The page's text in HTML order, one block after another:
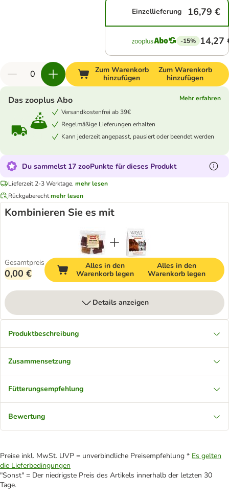
Einzellieferung 16,79 €
-15% 14,27
Zum Warenkorb
hinzufügen
Zum Warenkorb
hinzufügen
Das zooplus Abo
Mehr erfahren
Versandkostenfrei ab 39€
Regelmäßige Lieferungen erhalten
Kann jederzeit angepasst, pausiert oder beendet werden
Du sammelst 17 zooPunkte für dieses Produkt
Lieferzeit 2-3 Werktage. mehr lesen
Rückgaberechtmehr lesen
Kombinieren Sie es mit
Gesamtpreis
0,00 €
Alles in den
Warenkorb legen
Alles in den
Warenkorb legen
Details anzeigen
Produktbeschreibung
Zusammensetzung
Fütterungsempfehlung
Bewertung
Preise inkl. MwSt. UVP = unverbindliche Preisempfehlung * Es gelten
die Lieferbedingungen
"Sonst" = Der niedrigste Preis des Artikels innerhalb der letzten 30
Tage.